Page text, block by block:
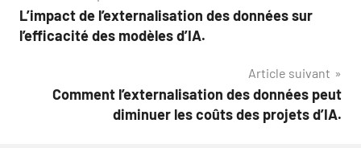
de
L’impact de l’externalisation des données sur
l’efficacité des modèles d’IA.
Article suivant
Comment l’externalisation des données peut
diminuer les coûts des projets d’IA.